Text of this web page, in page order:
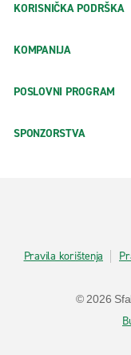
KORISNIČKA PODRŠKA
KOMPANIJA
POSLOVNI PROGRAM
SPONZORSTVA
Pravila korištenja
© 2026